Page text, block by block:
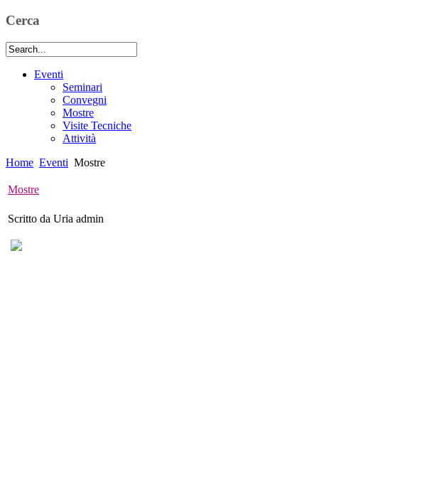
Cerca
Eventi
Seminari
Convegni
Mostre
Visite Tecniche
Attività
Home Eventi Mostre
Mostre
Scritto da Uria admin